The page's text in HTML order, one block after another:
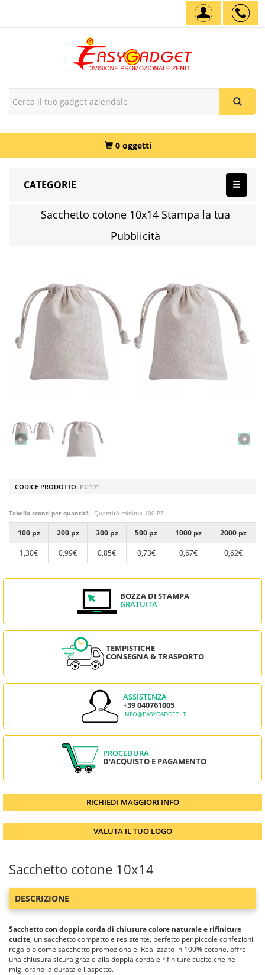
0 oggetti
CATEGORIE
Sacchetto cotone 10x14 Stampa la tua
Pubblicità
CODICE PRODOTTO: PG191
Tabella sconti per quantità - Quantità minima 100 PZ
100 pz 200 pz 300 pz 500 pz 1000 pz
2000 pz
1,30€
0,99€ 0,85€ 0,73€ 0,67€ 0,62€
BOZZA DI STAMPA
GRATUITA
TEMPISTICHE
CONSEGNA & TRASPORTO
ASSISTENZA
+39 040761005
INFO@EASYGADGET.IT
PROCEDURA
D'ACQUISTO E PAGAMENTO
RICHIEDI MAGGIORI INFO
VALUTA IL TUO LOGO
Sacchetto cotone 10x14
DESCRIZIONE
Sacchetto con doppia corda di chiusura colore naturale e rifiniture
cucite, un sacchetto compatto e resistente, perfetto per piccole confezioni
regalo o come sacchetto promozionale. Realizzato in 100% cotone, offre
una chiusura sicura grazie alla doppia corda e rifiniture cucite che ne
migliorano la durata e l'aspetto.